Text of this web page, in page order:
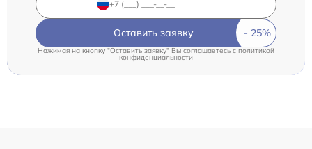
Оставить заявку
Нажимая на кнопку "Оставить заявку" Вы соглашаетесь cполитикой
конфиденциальности